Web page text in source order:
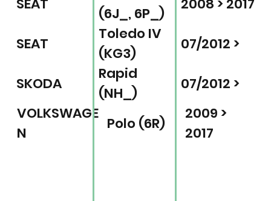
SEAT
(6J_, 6P_)
2008 > 2017
SEAT
Toledo IV
(KG3)
07/2012 >
SKODA
Rapid
(NH_)
07/2012 >
VOLKSWAGE
N
Polo (6R)
2009 >
2017